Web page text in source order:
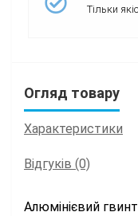
Тільки
Огляд товару
Характеристики
Відгуків (0)
Алюмінієвий